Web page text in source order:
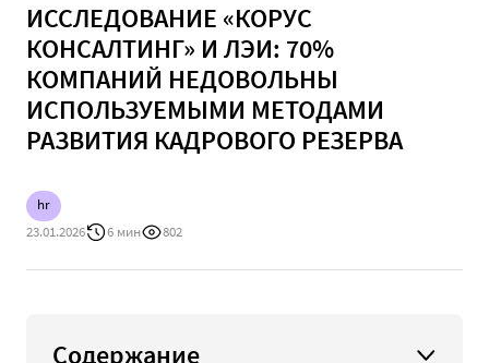
ИССЛЕДОВАНИЕ «КОРУС
КОНСАЛТИНГ» И ЛЭИ: 70%
КОМПАНИЙ НЕДОВОЛЬНЫ
ИСПОЛЬЗУЕМЫМИ МЕТОДАМИ
РАЗВИТИЯ КАДРОВОГО РЕЗЕРВА
hr
23.01.2026
6 мин 802
Содержание